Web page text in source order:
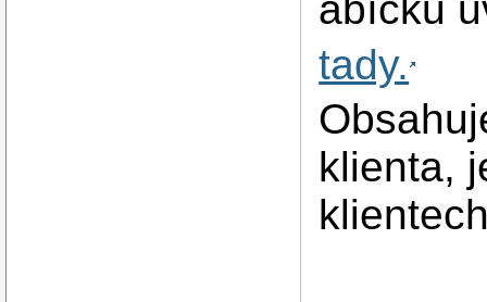
abíčku
tady.
klienta,